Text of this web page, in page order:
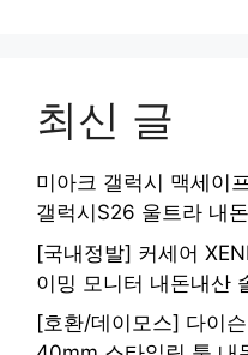
최신 글
미아크 갤럭시 맥세이
갤럭시S26 울트라 내
[국내정발] 커세어
이밍 모니터 내돈내산
[호환/데이모스] 다이